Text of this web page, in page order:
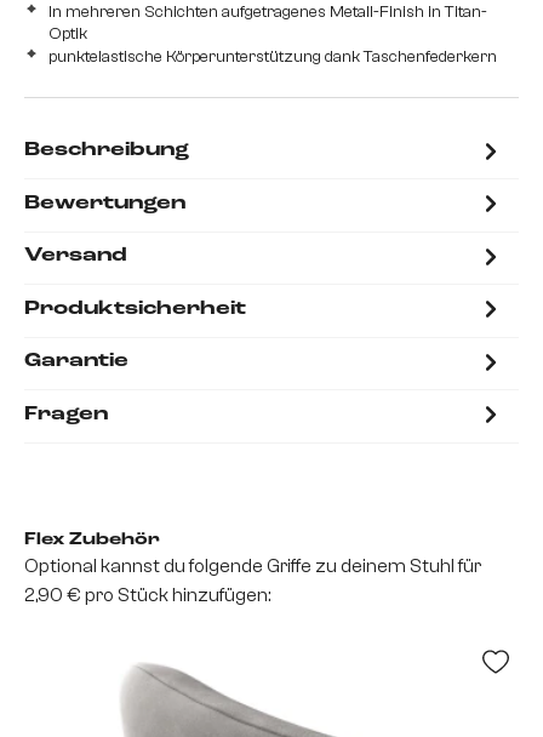
In mehreren Schichten aufgetragenes Metall-Finish in Titan-
Optik
punktelastische Körperunterstützung dank Taschenfederkern
Beschreibung
Bewertungen
Versand
Produktsicherheit
Garantie
Fragen
Flex Zubehör
Optional kannst du folgende Griffe zu deinem Stuhl für
2,90 € pro Stück hinzufügen: